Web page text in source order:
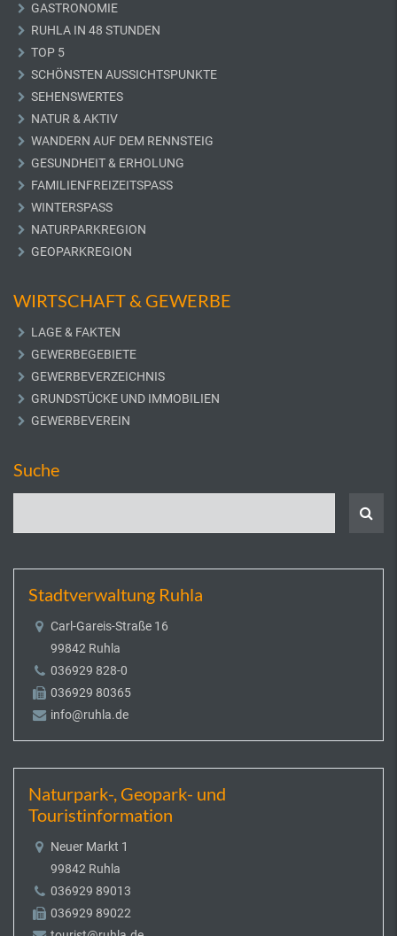
GASTRONOMIE
RUHLA IN 48 STUNDEN
TOP 5
SCHÖNSTEN AUSSICHTSPUNKTE
SEHENSWERTES
NATUR & AKTIV
WANDERN AUF DEM RENNSTEIG
GESUNDHEIT & ERHOLUNG
FAMILIENFREIZEITSPASS
WINTERSPASS
NATURPARKREGION
GEOPARKREGION
WIRTSCHAFT & GEWERBE
LAGE & FAKTEN
GEWERBEGEBIETE
GEWERBEVERZEICHNIS
GRUNDSTÜCKE UND IMMOBILIEN
GEWERBEVEREIN
Suche
Stadtverwaltung Ruhla
Carl-Gareis-Straße 16
99842 Ruhla
036929 828-0
036929 80365
info@ruhla.de
Naturpark-, Geopark- und
Touristinformation
Neuer Markt 1
99842 Ruhla
036929 89013
036929 89022